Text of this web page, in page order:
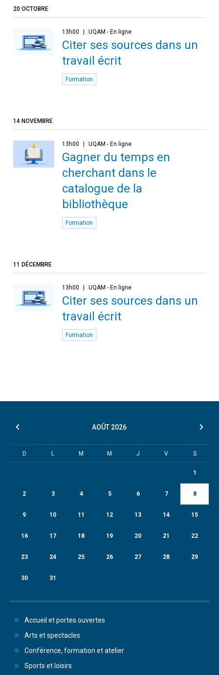
20 OCTOBRE
13h00 UQAM - En ligne
Citer ses sources dans un
travail écrit
Formation
14 NOVEMBRE
13h00 UQAM - En ligne
Gagner du temps en
cherchant dans le
catalogue de la
bibliothèque
Formation
11 DÉCEMBRE
13h00 UQAM - En ligne
Citer ses sources dans un
travail écrit
Formation
AOÛT 2026
D L M M J V S
1
2 3 4 5 6 7 8
9 10 11 12 13 14 15
16 17 18 19 20 21 22
23 24 25 26 27 28 29
30 31
Accueil et portes ouvertes
Arts et spectacles
Conférence, formation et atelier
Sports et loisirs